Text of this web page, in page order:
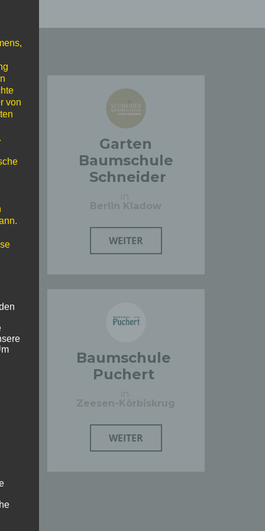
Garten
Baumschule
Schneider
in
Berlin Kladow
WEITER
Baumschule
Puchert
in
Zeesen-Körbiskrug
WEITER
von